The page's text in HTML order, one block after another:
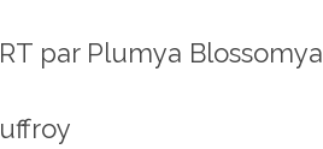
par Plumya Blossomya